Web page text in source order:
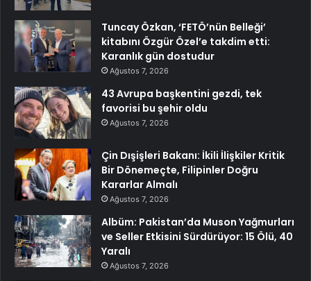
Tuncay Özkan, ‘FETÖ’nün Belleği’
kitabını Özgür Özel’e takdim etti:
Karanlık gün dostudur
Ağustos 7, 2026
43 Avrupa başkentini gezdi, tek
favorisi bu şehir oldu
Ağustos 7, 2026
Çin Dışişleri Bakanı: İkili İlişkiler Kritik
Bir Dönemeçte, Filipinler Doğru
Kararlar Almalı
Ağustos 7, 2026
Albüm: Pakistan’da Muson Yağmurları
ve Seller Etkisini Sürdürüyor: 15 Ölü, 40
Yaralı
Ağustos 7, 2026